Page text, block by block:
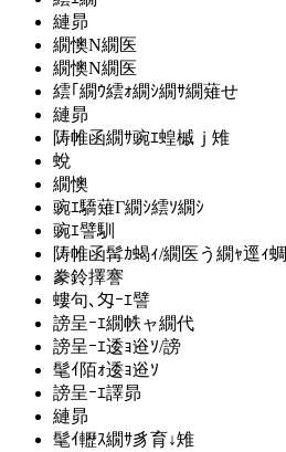
縺昴
繝懊Ν繝医
繝懊Ν繝医
繧｢繝ｳ繧ｫ繝ｼ繝ｻ繝薙せ
縺昴
陦帷函繝ｻ豌ｴ蝗槭ｊ雉
蛻
繝懊
豌ｴ驕薙Γ繝ｼ繧ｿ繝ｼ
豌ｴ譬馴
陦帷函髯ｶ蝎ｨ/繝医う繝ｬ逕ｨ蜩
豢鈴擇謇
螻句､匁ｰｴ譬
謗呈ｰｴ繝帙ャ繝代
謗呈ｰｴ逶ｮ逧ｿ/謗
髦ｲ陌ｫ逶ｮ逧ｿ
謗呈ｰｴ譯昴
縺昴
髦ｲ轣ｽ繝ｻ豸育↓雉